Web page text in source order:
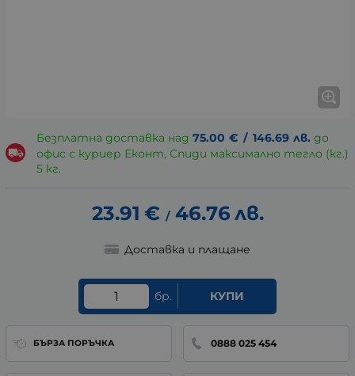
Безплатна доставка над 75.00 € / 146.69 лв. до
офис с куриер Еконт, Спиди максимално тегло (кг.)
5 кг.
23.91 € / 46.76 лв.
Доставка и плащане
бр. КУПИ
БЪРЗА ПОРЪЧКА 0888 025 454